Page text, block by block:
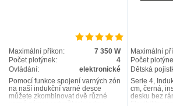
Maximální příkon:
7 350 W
Počet plotýnek:
4
Ovládání:
elektronické
Pomocí funkce spojení varných zón
na naší indukční varné desce
můžete zkombinovat dvě různé
Maximální
Počet
Dětská
Serie 4,
cm, černá,
desku bez